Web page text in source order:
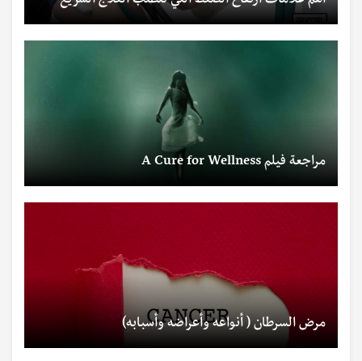
مراجعة فيلم A Cure for Wellness
مرض السرطان ( أنواعه وأعراضه وأسبابه)